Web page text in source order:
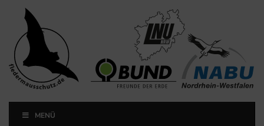
Landesfachausschuss
Fledermausschutz NRW
MENÜ